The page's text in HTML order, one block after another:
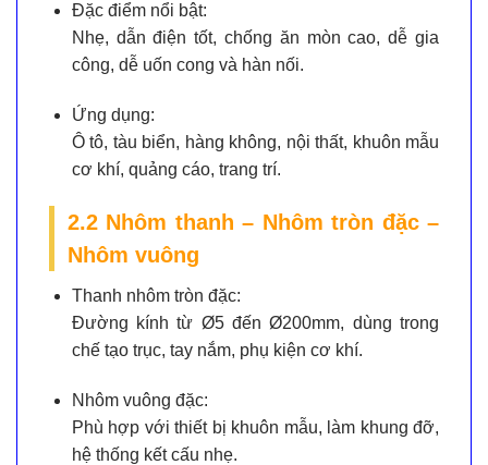
Đặc điểm nổi bật:
Nhẹ, dẫn điện tốt, chống ăn mòn cao, dễ gia
công, dễ uốn cong và hàn nối.
Ứng dụng:
Ô tô, tàu biển, hàng không, nội thất, khuôn mẫu
cơ khí, quảng cáo, trang trí.
2.2 Nhôm thanh – Nhôm tròn đặc –
Nhôm vuông
Thanh nhôm tròn đặc:
Đường kính từ Ø5 đến Ø200mm, dùng trong
chế tạo trục, tay nắm, phụ kiện cơ khí.
Nhôm vuông đặc:
Phù hợp với thiết bị khuôn mẫu, làm khung đỡ,
hệ thống kết cấu nhẹ.